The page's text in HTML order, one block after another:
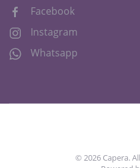
Facebook
Instagram
Whatsapp
© 2026 Capera.